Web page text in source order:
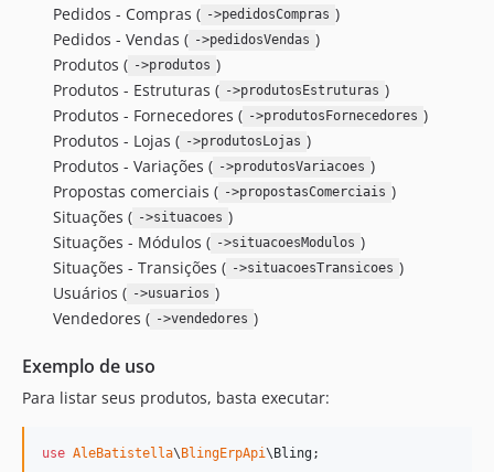
Pedidos - Compras ( ->pedidosCompras )
Pedidos - Vendas ( ->pedidosVendas )
Produtos ( ->produtos )
Produtos - Estruturas ( ->produtosEstruturas )
Produtos - Fornecedores ( ->produtosFornecedores )
Produtos - Lojas ( ->produtosLojas )
Produtos - Variações ( ->produtosVariacoes )
Propostas comerciais ( ->propostasComerciais )
Situações ( ->situacoes )
Situações - Módulos ( ->situacoesModulos )
Situações - Transições ( ->situacoesTransicoes )
Usuários ( ->usuarios )
Vendedores ( ->vendedores )
Exemplo de uso
Para listar seus produtos, basta executar:
use AleBatistella\BlingErpApi\Bling;